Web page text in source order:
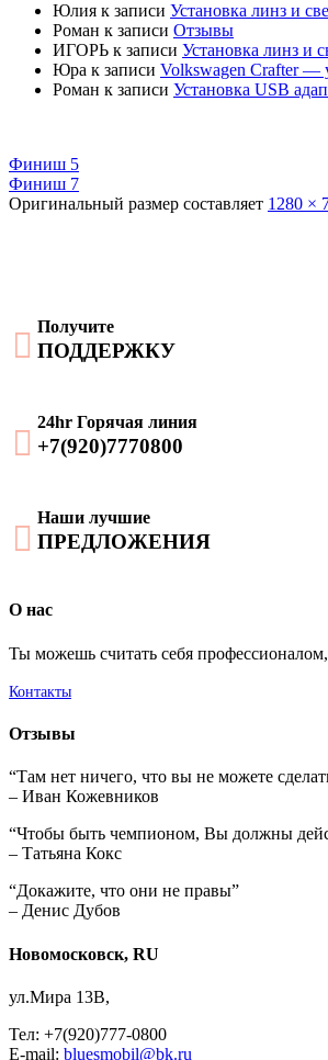
Юлия к записи Установка линз и
Роман к записи Отзывы
ИГОРЬ к записи Установка линз и
Юра к записи Volkswagen Crafter —
Роман к записи Установка USB
Финиш 5
Финиш 7
Оригинальный размер составляет 1280 ×
 Получите
ПОДДЕРЖКУ

24hr Горячая линия
+7(920)7770800

Наши лучшие
ПРЕДЛОЖЕНИЯ
О нас
Ты можешь считать себя
Контакты
Отзывы
“Там нет ничего, что вы не можете
– Иван Кожевников
“Чтобы быть чемпионом, Вы должны
– Татьяна Кокс
“Докажите, что они не правы”
– Денис Дубов
Новомосковск, RU
ул.Мира 13В,
Тел: +7(920)777-0800
E-mail: bluesmobil@bk.ru